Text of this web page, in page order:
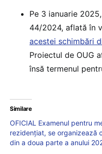
Pe 3 ianuarie
44/2024, aflată în
acestei schimbări
Proiectul de OUG
însă termenul
Similare
OFICIAL Examenul pentru
rezidențiat, se organizează
din a doua parte a anului